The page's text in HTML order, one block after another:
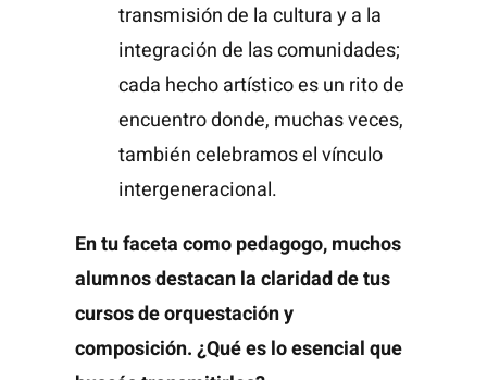
transmisión de la cultura y a la
integración de las comunidades;
cada hecho artístico es un rito de
encuentro donde, muchas veces,
también celebramos el vínculo
intergeneracional.
En tu faceta como pedagogo, muchos
alumnos destacan la claridad de tus
cursos de orquestación y
composición. ¿Qué es lo esencial que